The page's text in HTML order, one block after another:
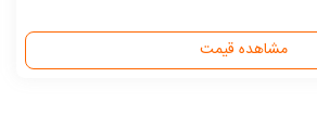
مشاهده قیمت